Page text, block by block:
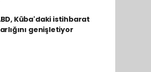
Küba'daki istihbarat
genişletiyor